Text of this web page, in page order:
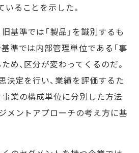
ることを示した。
基準では「製品」を識別するも
準では内部管理単位である「事
め、区分が変わってくるのだ。
決定を行い、業績を評価するた
業の構成単位に分別した方法
メントアプローチの考え方に基